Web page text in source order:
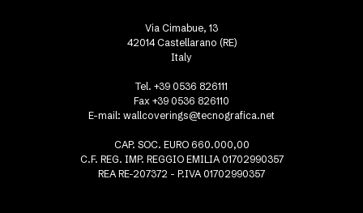
Via Cimabue, 13
42014 Castellarano (RE)
Italy
Tel. +39 0536 826111
Fax +39 0536 826110
E-mail: wallcoverings@tecnografica.net
CAP. SOC. EURO 660.000,00
C.F. REG. IMP. REGGIO EMILIA 01702990357
REA RE-207372 - P.IVA 01702990357